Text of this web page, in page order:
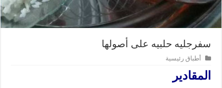
سفرجليه حلبيه على أصولها
أطباق رئيسية
المقادير